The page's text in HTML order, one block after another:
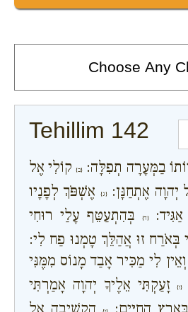
Tehillim 142
בַמְּעָרָה תְפִלָּה: {ב}קוֹלִי אֶל
יְהוָה אֶתְחַנָּן:{ג}
אֶשְׁפֹּךְ לְפָנָיו
אַגִּיד:{ד}
בְּהִתְעַטֵּף עָלַי רוּחִי
בְּאֹרַח זוּ אֲהַלֵּךְ טָמְנוּ פַח לִי:
לִי מַכִּיר אָבַד מָנוֹס מִמֶּנִּי
{ו}זָעַקְתִּי אֵלֶיךָ יְהוָה אָמַרְתִּי